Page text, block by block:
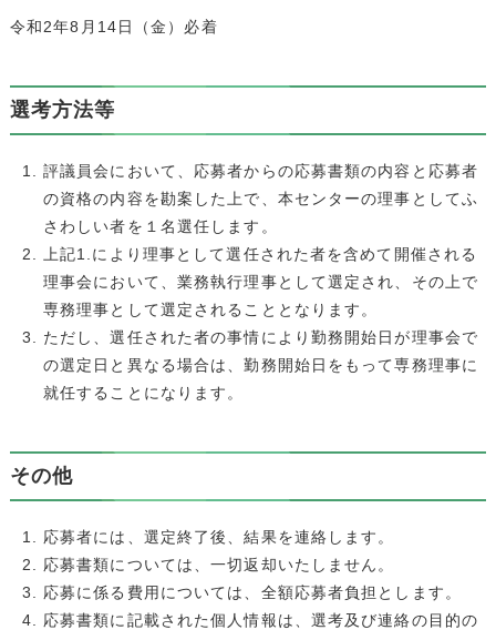
令和2年8月14日（金）必着
選考方法等
評議員会において、応募者からの応募書類の内容と応募者
の資格の内容を勘案した上で、本センターの理事としてふ
さわしい者を１名選任します。
上記1.により理事として選任された者を含めて開催される
理事会において、業務執行理事として選定され、その上で
専務理事として選定されることとなります。
ただし、選任された者の事情により勤務開始日が理事会で
の選定日と異なる場合は、勤務開始日をもって専務理事に
就任することになります。
その他
応募者には、選定終了後、結果を連絡します。
応募書類については、一切返却いたしません。
応募に係る費用については、全額応募者負担とします。
応募書類に記載された個人情報は、選考及び連絡の目的の